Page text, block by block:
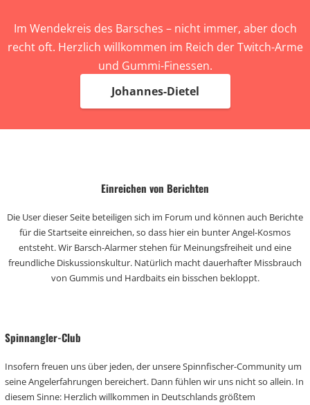
Im Wendekreis des Barsches – nicht immer, aber doch
recht oft. Herzlich willkommen im Reich der Twitch-Arme
und Gummi-Finessen.
Johannes-Dietel
Einreichen von Berichten
Die User dieser Seite beteiligen sich im Forum und können auch Berichte
für die Startseite einreichen, so dass hier ein bunter Angel-Kosmos
entsteht. Wir Barsch-Alarmer stehen für Meinungsfreiheit und eine
freundliche Diskussionskultur. Natürlich macht dauerhafter Missbrauch
von Gummis und Hardbaits ein bisschen bekloppt.
Spinnangler-Club
Insofern freuen uns über jeden, der unsere Spinnfischer-Community um
seine Angelerfahrungen bereichert. Dann fühlen wir uns nicht so allein. In
diesem Sinne: Herzlich willkommen in Deutschlands größtem